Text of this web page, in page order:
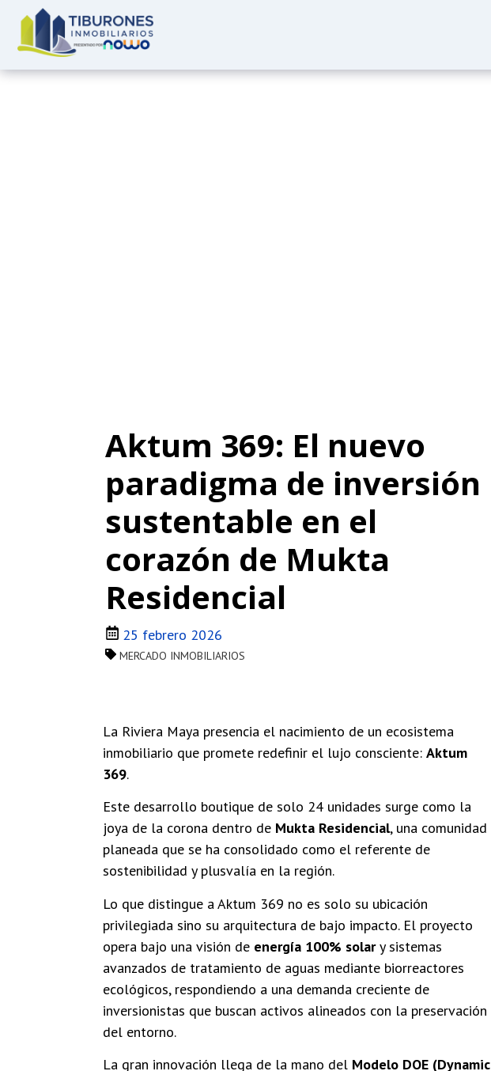
Aktum 369: El nuevo
paradigma de inversión
sustentable en el
corazón de Mukta
Residencial
25 febrero 2026
MERCADO INMOBILIARIOS
La Riviera Maya presencia el nacimiento de un ecosistema
inmobiliario que promete redefinir el lujo consciente: Aktum
369.
Este desarrollo boutique de solo 24 unidades surge como la
joya de la corona dentro de Mukta Residencial, una comunidad
planeada que se ha consolidado como el referente de
sostenibilidad y plusvalía en la región.
Lo que distingue a Aktum 369 no es solo su ubicación
privilegiada sino su arquitectura de bajo impacto. El proyecto
opera bajo una visión de energía 100% solary sistemas
avanzados de tratamiento de aguas mediante biorreactores
ecológicos, respondiendo a una demanda creciente de
inversionistas que buscan activos alineados con la preservación
del entorno.
La gran innovación llega de la mano del Modelo DOE (Dynamic